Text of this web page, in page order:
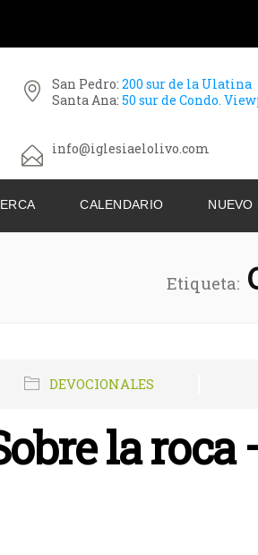
San Pedro: 200 sur de la Ulatina
Santa Ana: 50 sur de Condo.
info@iglesiaelolivo.com
CALENDARIO NUEVO
Etiqueta:
DEVOCIONALES
la roca